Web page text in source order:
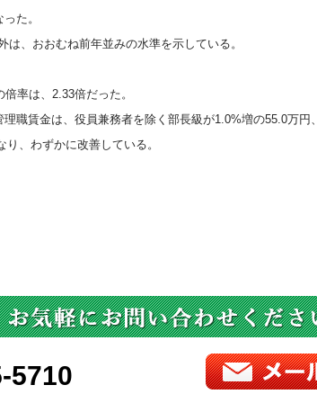
た。
は、おおむね前年並みの水準を示している。
率は、2.33倍だった。
職賃金は、役員兼務者を除く部長級が1.0%増の55.0万円、
、わずかに改善している。
5710